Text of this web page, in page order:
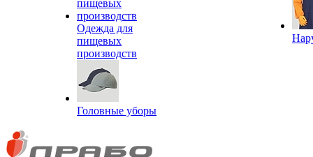
Одежда для
пищевых
производств
Головные уборы